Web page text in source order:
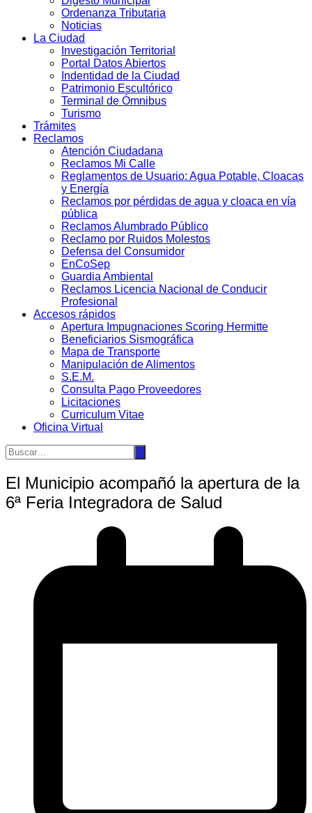
Ordenanza Tributaria
Noticias
La Ciudad
Investigación Territorial
Portal Datos Abiertos
Indentidad de la Ciudad
Patrimonio Escultórico
Terminal de Ómnibus
Turismo
Trámites
Reclamos
Atención Ciudadana
Reclamos Mi Calle
Reglamentos de Usuario: Agua Potable, Cloacas
y Energía
Reclamos por pérdidas de agua y cloaca en vía
pública
Reclamos Alumbrado Público
Reclamo por Ruidos Molestos
Defensa del Consumidor
EnCoSep
Guardia Ambiental
Reclamos Licencia Nacional de Conducir
Profesional
Accesos rápidos
Apertura Impugnaciones Scoring Hermitte
Beneficiarios Sismográfica
Mapa de Transporte
Manipulación de Alimentos
S.E.M.
Consulta Pago Proveedores
Licitaciones
Curriculum Vitae
Oficina Virtual
El Municipio acompañó la apertura de la
6ª Feria Integradora de Salud